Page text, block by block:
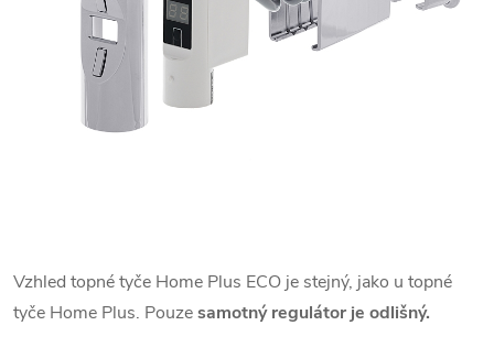
Vzhled topné tyče Home Plus ECO je stejný, jako u topné
tyče Home Plus. Pouzesamotný regulátor je odlišný.